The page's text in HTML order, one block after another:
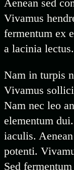
Aenean sed
Vivamus
fermentum ex
a lacinia lectus.
Nam in turpis
Vivamus
Nam nec leo
elementum
iaculis.
potenti.
Sed